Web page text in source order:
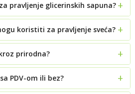
pravljenje glicerinskih sapuna?
koristiti za pravljenje sveća?
prirodna?
PDV-om ili bez?